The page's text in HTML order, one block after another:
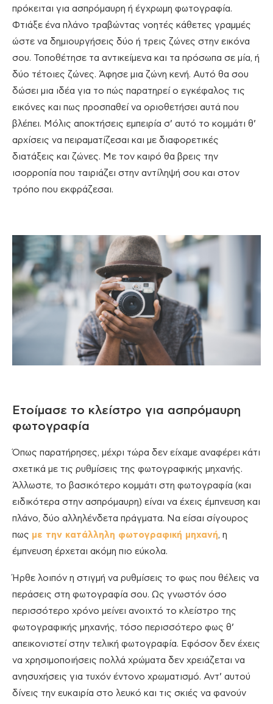
πρόκειται για ασπρόμαυρη ή έγχρωμη φωτογραφία.
Φτιάξε ένα πλάνο τραβώντας νοητές κάθετες γραμμές
ώστε να δημιουργήσεις δύο ή τρεις ζώνες στην εικόνα
σου. Τοποθέτησε τα αντικείμενα και τα πρόσωπα σε μία, ή
δύο τέτοιες ζώνες. Άφησε μια ζώνη κενή. Αυτό θα σου
δώσει μια ιδέα για το πώς παρατηρεί ο εγκέφαλος τις
εικόνες και πως προσπαθεί να οριοθετήσει αυτά που
βλέπει. Μόλις αποκτήσεις εμπειρία σ’ αυτό το κομμάτι θ’
αρχίσεις να πειραματίζεσαι και με διαφορετικές
διατάξεις και ζώνες. Με τον καιρό θα βρεις την
ισορροπία που ταιριάζει στην αντίληψή σου και στον
τρόπο που εκφράζεσαι.
Ετοίμασε το κλείστρο για ασπρόμαυρη
φωτογραφία
Όπως παρατήρησες, μέχρι τώρα δεν είχαμε αναφέρει κάτι
σχετικά με τις ρυθμίσεις της φωτογραφικής μηχανής.
Άλλωστε, το βασικότερο κομμάτι στη φωτογραφία (και
ειδικότερα στην ασπρόμαυρη) είναι να έχεις έμπνευση και
πλάνο, δύο αλληλένδετα πράγματα. Να είσαι σίγουρος
πως με την κατάλληλη φωτογραφική μηχανή, η
έμπνευση έρχεται ακόμη πιο εύκολα.
Ήρθε λοιπόν η στιγμή να ρυθμίσεις το φως που θέλεις να
περάσεις στη φωτογραφία σου. Ως γνωστόν όσο
περισσότερο χρόνο μείνει ανοιχτό το κλείστρο της
φωτογραφικής μηχανής, τόσο περισσότερο φως θ’
απεικονιστεί στην τελική φωτογραφία. Εφόσον δεν έχεις
να χρησιμοποιήσεις πολλά χρώματα δεν χρειάζεται να
ανησυχήσεις για τυχόν έντονο χρωματισμό. Αντ’ αυτού
δίνεις την ευκαιρία στο λευκό και τις σκιές να φανούν